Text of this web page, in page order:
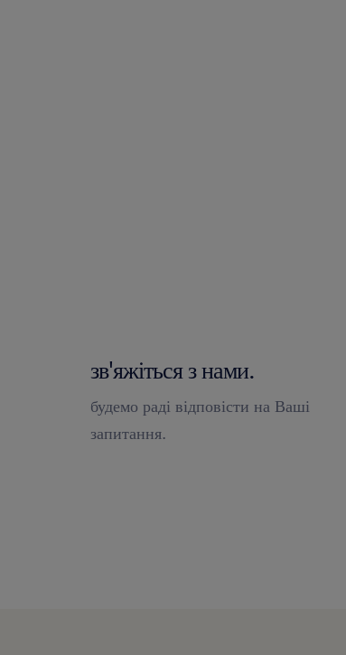
зв'яжіться з нами.
будемо раді відповісти на Ваші
запитання.